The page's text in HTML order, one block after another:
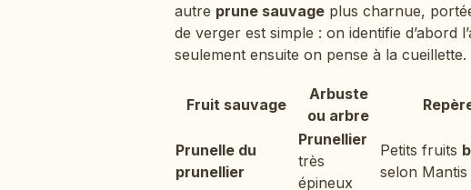
autre prune sauvage plus charnue,
de verger est simple : on identifie d’abord
seulement ensuite on pense à la cueillette.
Fruit sauvage
Arbuste
ou arbre
Prunelle du
prunellier
Prunellier
très
épineux
Petits fruits
selon Mantis